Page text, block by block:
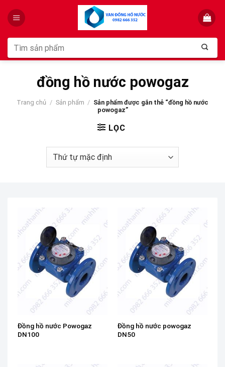
Tìm
kiếm:
đồng hồ nước powogaz
Trang chủ / Sản phẩm / Sản phẩm được gắn thẻ “đồng hồ nước
powogaz”
LỌC
Đồng hồ nước Powogaz
DN100
Đồng hồ nước powogaz
DN50